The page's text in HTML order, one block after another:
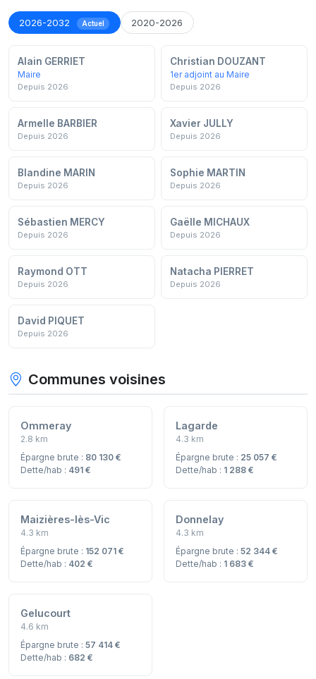
2026-2032 Actuel 2020-2026
Alain GERRIET
Maire
Depuis 2026
Christian DOUZANT
1er adjoint au Maire
Depuis 2026
Armelle BARBIER
Depuis 2026
Xavier JULLY
Depuis 2026
Blandine MARIN
Depuis 2026
Sophie MARTIN
Depuis 2026
Sébastien MERCY
Depuis 2026
Gaëlle MICHAUX
Depuis 2026
Raymond OTT
Depuis 2026
Natacha PIERRET
Depuis 2026
David PIQUET
Depuis 2026
Communes voisines
Ommeray
2.8 km
Épargne brute : 80 130 €
Dette/hab : 491 €
Lagarde
4.3 km
Épargne brute : 25 057 €
Dette/hab : 1 288 €
Maizières-lès-Vic
4.3 km
Épargne brute : 152 071 €
Dette/hab : 402 €
Donnelay
4.3 km
Épargne brute : 52 344 €
Dette/hab : 1 683 €
Gelucourt
4.6 km
Épargne brute : 57 414 €
Dette/hab : 682 €